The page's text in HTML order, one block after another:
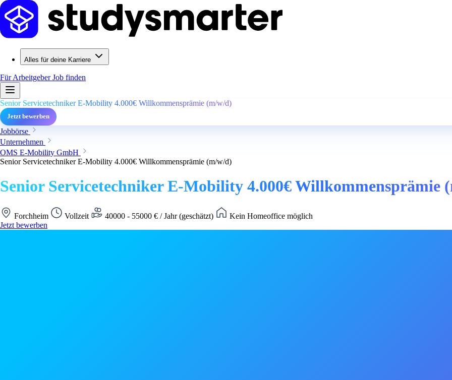
Alles für deine Karriere
Für ArbeitgeberJob finden
Senior Servicetechniker E-Mobility 4.000€ Willkommensprämie (m/w/d)
Jetzt bewerben
Jobbörse
Unternehmen
OMS E-Mobility GmbH
Senior Servicetechniker E-Mobility 4.000€ Willkommensprämie (m/w/d)
Senior Servicetechniker E-Mobility 4.000€ Willkommensprämie
Forchheim Vollzeit 40000 - 55000 € / Jahr (geschätzt)
Kein Homeoffice möglich
Jetzt bewerben